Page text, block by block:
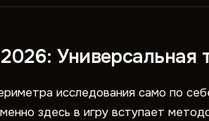
Универсальная
исследования само по
здесь в игру вступает